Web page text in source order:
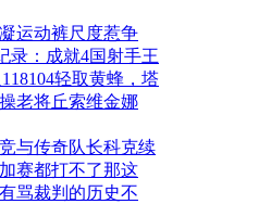
运动裤尺度惹争
录：成就4国射手王
轻取黄蜂，塔
老将丘索维金娜
与传奇队长科克续
赛都打不了那这
骂裁判的历史不